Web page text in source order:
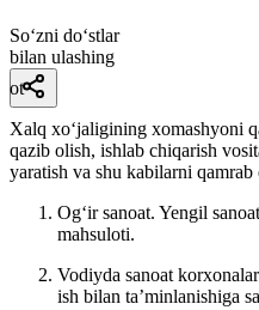
So‘zni do‘stlar
bilan ulashing
ot
Xalq xoʻjaligining xomashyoni
qazib olish, ishlab chiqarish
yaratish va shu kabilarni
Ogʻir sanoat. Yengil
mahsuloti.
Vodiyda sanoat
ish bilan taʼminlanishiga